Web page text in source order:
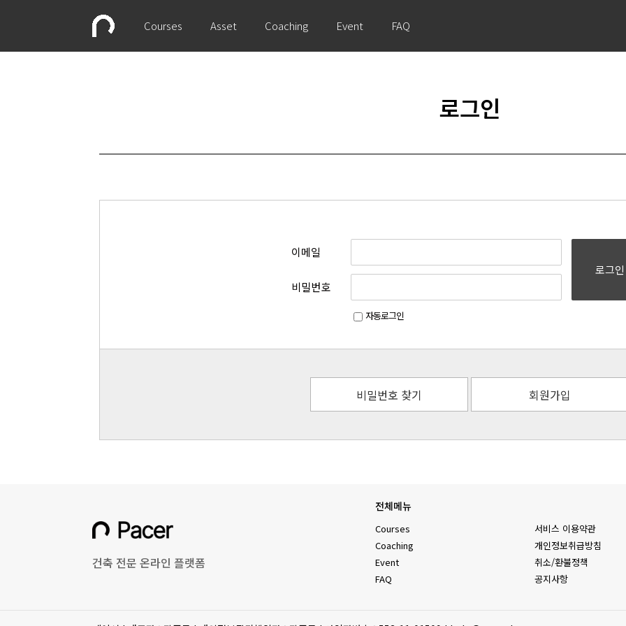
Courses Asset Coaching Event FAQ
로그인
이메일
비밀번호
자동로그인
로그인
비밀번호 찾기 회원가입
건축 전문 온라인 플랫폼
전체메뉴
Courses
Coaching
Event
FAQ
서비스 이용약관
개인정보취급방침
취소/환불정책
공지사항